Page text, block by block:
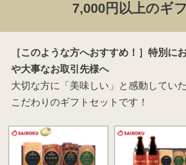
7,000円以上のギ
［このような方へおすすめ！］特別に
や大事なお取引先様へ
大切な方に「美味しい」と感動してい
こだわりのギフトセットです！